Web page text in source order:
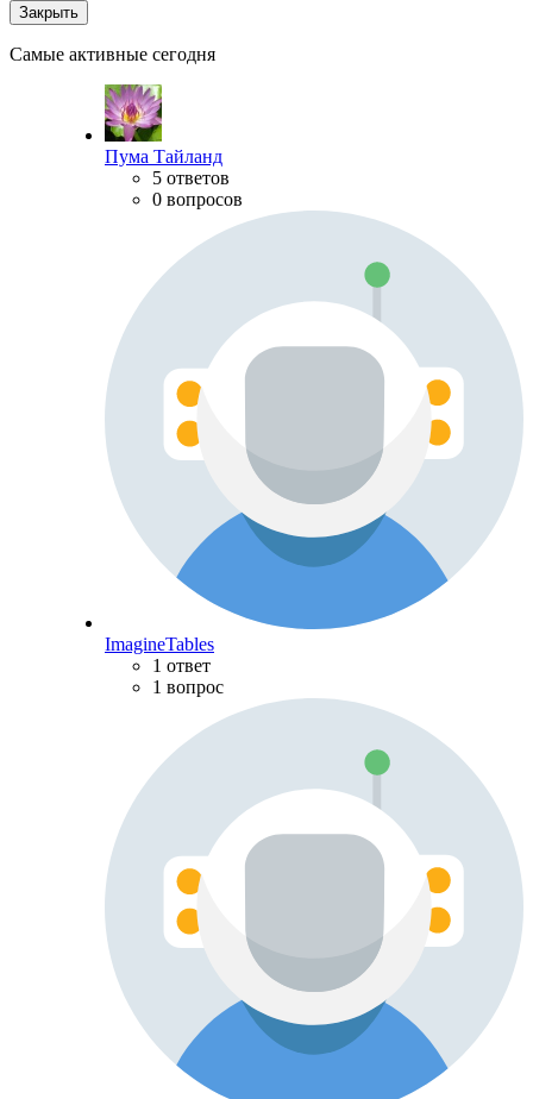
Закрыть
Самые активные сегодня
Пума Тайланд
5 ответов
0 вопросов
ImagineTables
1 ответ
1 вопрос